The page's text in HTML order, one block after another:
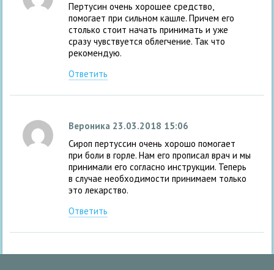
Пертусин очень хорошее средство,
помогает при сильном кашле. Причем его
столько стоит начать принимать и уже
сразу чувствуется облегчение. Так что
рекомендую.
Ответить
Вероника 23.03.2018 15:06
Сироп пертуссин очень хорошо помогает
при боли в горле. Нам его прописал врач и мы
принимали его согласно инструкции. Теперь
в случае необходимости принимаем только
это лекарство.
Ответить